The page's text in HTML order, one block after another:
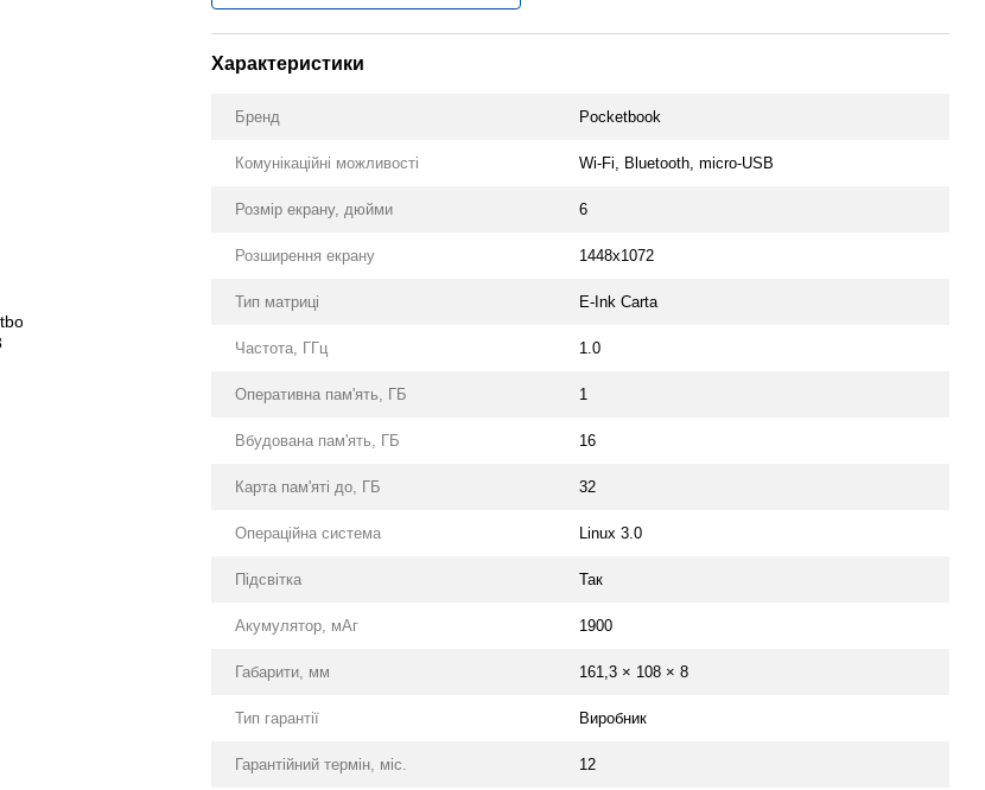
Характеристики
Бренд Pocketbook
Комунікаційні можливості Wi-Fi, Bluetooth, micro-USB
Розмір екрану, дюйми 6
Розширення екрану 1448х1072
Тип матриці E-Ink Carta
Частота, ГГц 1.0
Оперативна пам'ять, ГБ 1
Вбудована пам'ять, ГБ 16
Карта пам'яті до, ГБ 32
Операційна система Linux 3.0
Підсвітка Так
Акумулятор, мАг 1900
Габарити, мм 161,3 × 108 × 8
Тип гарантії Виробник
Гарантійний термін, міс. 12